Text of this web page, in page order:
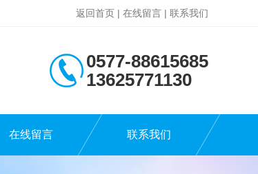
返回首页 | 在线留言 | 联系我们
0577-88615685
13625771130
在线留言 联系我们